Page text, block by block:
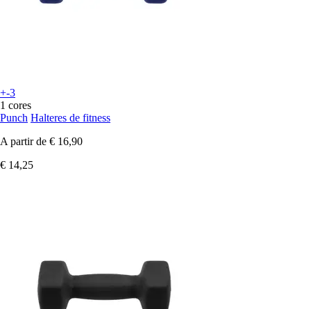
+-3
1 cores
Punch Halteres de fitness
A partir de € 16,90
€ 14,25